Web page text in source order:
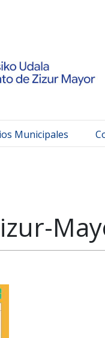
Municipales